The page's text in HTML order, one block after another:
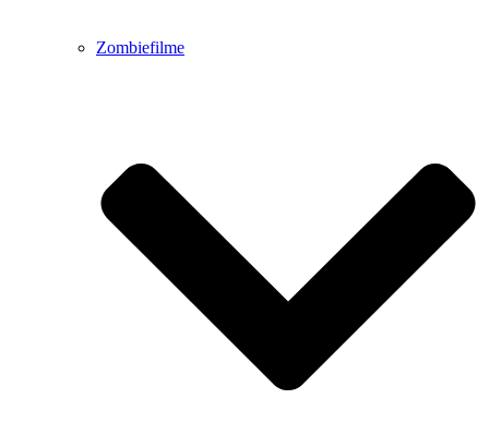
Zombiefilme